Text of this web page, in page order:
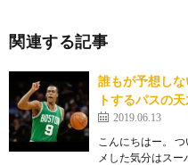
関連する記事
誰もが予想し
トするパスの
2019.06.13
こんにちはー。
メした気分はス